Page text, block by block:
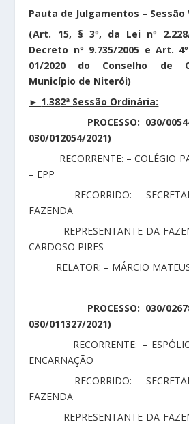
Pauta de Julgamentos –
(Art. 15, § 3º, da Lei nº
Decreto nº 9.735/2005 e Art.
01/2020 do Conselho de
Município de Niterói)
► 1.382ª Sessão Ordinária:
PROCESSO: 030/005441/
030/012054/2021)
RECORRENTE: – COLÉGIO
– EPP
RECORRIDO: –
FAZENDA
REPRESENTANTE DA
CARDOSO PIRES
RELATOR: – MÁRCIO
PROCESSO: 030/026781/
030/011327/2021)
RECORRENTE: –
ENCARNAÇÃO
RECORRIDO: –
FAZENDA
REPRESENTANTE DA